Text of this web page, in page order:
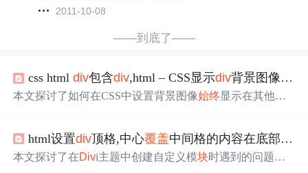
2011-10-08
——到底了——
css htmldiv包含div,html – CSS显示div背景图像顶部
本文探讨了如何在CSS中设置背景图像始终显示在其他元
的其他元素。
html设置div顶格,中心覆盖中间格的内容在底部的顶格和
本文探讨了在Divi主题中创建自定义模块时遇到的问题